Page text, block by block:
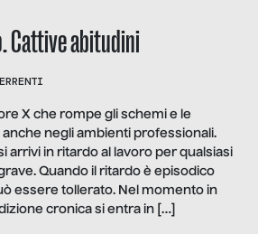
Cattive abitudini
X che rompe gli schemi e le
negli ambienti professionali.
arrivi in ritardo al lavoro per qualsiasi
Quando il ritardo è episodico
essere tollerato. Nel momento in
cronica si entra in […]